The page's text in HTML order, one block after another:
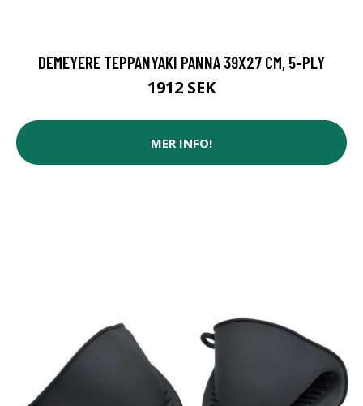
DEMEYERE TEPPANYAKI PANNA 39X27 CM, 5-PLY
1912 SEK
MER INFO!